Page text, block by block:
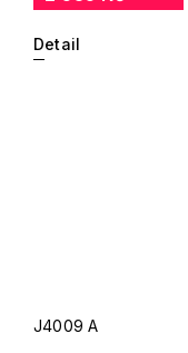
Detail
J4009 A